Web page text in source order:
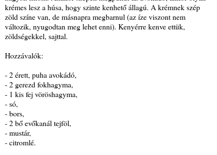
krémes lesz a húsa, hogy szinte kenhető állagú. A krémnek szép
zöld színe van, de másnapra megbarnul (az íze viszont nem
változik, nyugodtan meg lehet enni). Kenyérre kenve ettük,
zöldségekkel, sajttal.
Hozzávalók:
- 2 érett, puha avokádó,
- 2 gerezd fokhagyma,
- 1 kis fej vöröshagyma,
- só,
- bors,
- 2 bő evőkanál tejföl,
- mustár,
- citromlé.